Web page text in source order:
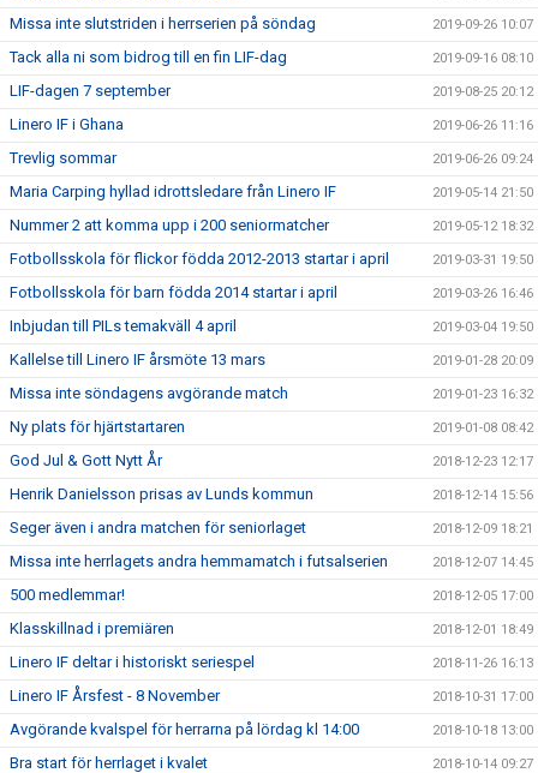
Missa inte slutstriden i herrserien på söndag 2019-09-26 10:07
Tack alla ni som bidrog till en fin LIF-dag 2019-09-16 08:10
LIF-dagen 7 september 2019-08-25 20:12
Linero IF i Ghana 2019-06-26 11:16
Trevlig sommar 2019-06-26 09:24
Maria Carping hyllad idrottsledare från Linero IF 2019-05-14 21:50
Nummer 2 att komma upp i 200 seniormatcher 2019-05-12 18:32
Fotbollsskola för flickor födda 2012-2013 startar i april 2019-03-31 19:50
Fotbollsskola för barn födda 2014 startar i april 2019-03-26 16:46
Inbjudan till PILs temakväll 4 april 2019-03-04 19:50
Kallelse till Linero IF årsmöte 13 mars 2019-01-28 20:09
Missa inte söndagens avgörande match 2019-01-23 16:32
Ny plats för hjärtstartaren 2019-01-08 08:42
God Jul & Gott Nytt År 2018-12-23 12:17
Henrik Danielsson prisas av Lunds kommun 2018-12-14 15:56
Seger även i andra matchen för seniorlaget 2018-12-09 18:21
Missa inte herrlagets andra hemmamatch i futsalserien 2018-12-07 14:45
500 medlemmar! 2018-12-05 17:00
Klasskillnad i premiären 2018-12-01 18:49
Linero IF deltar i historiskt seriespel 2018-11-26 16:13
Linero IF Årsfest - 8 November 2018-10-31 17:00
Avgörande kvalspel för herrarna på lördag kl 14:00 2018-10-18 13:00
Bra start för herrlaget i kvalet 2018-10-14 09:27